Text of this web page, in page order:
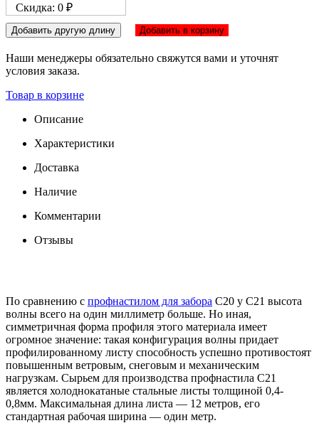
Скидка: 0 ₽
Добавить другую длину Добавить в корзину
Наши менеджеры обязательно свяжутся вами и уточнят
условия заказа.
Товар в корзине
Описание
Характеристики
Доставка
Наличие
Комментарии
Отзывы
По сравнению с профнастилом для забора С20 у С21 высота
волны всего на один миллиметр больше. Но иная,
симметричная форма профиля этого материала имеет
огромное значение: такая конфигурация волны придает
профилированному листу способность успешно противостоят
повышенным ветровым, снеговым и механическим
нагрузкам. Сырьем для производства профнастила С21
является холоднокатаные стальные листы толщиной 0,4-
0,8мм. Максимальная длина листа — 12 метров, его
стандартная рабочая ширина — один метр.